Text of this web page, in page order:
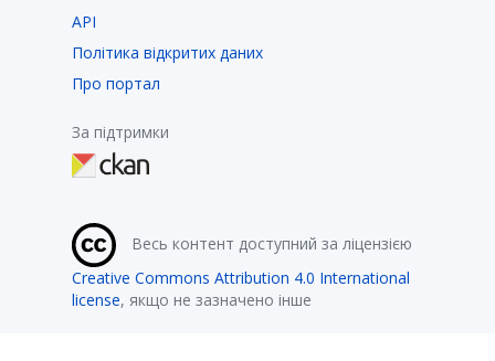
API
Політика відкритих даних
Про портал
За підтримки
Весь контент доступний за ліцензією
Creative Commons Attribution 4.0 International
license, якщо не зазначено інше